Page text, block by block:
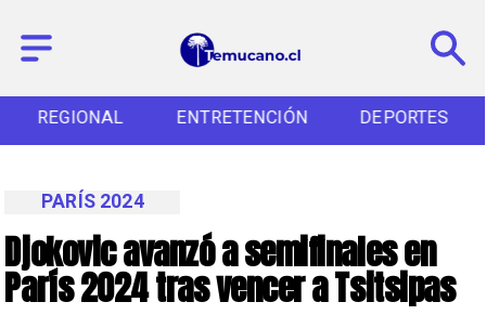
REGIONAL ENTRETENCIÓN DEPORTES
Djokovic avanzó a semifinales en
París 2024 tras vencer a Tsitsipas
PARÍS 2024